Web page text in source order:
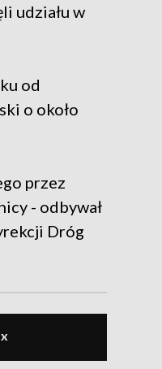
udziału w
od
o około
przez
- odbywał
Dróg